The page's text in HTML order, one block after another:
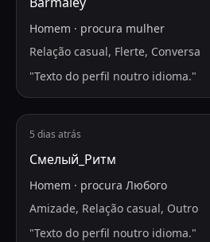
Homem · procura mulher
Relação casual, Flerte, Conversa
"Texto do perfil noutro idioma."
5 dias atrás
Смелый_Ритм
Homem · procura Любого
Amizade, Relação casual, Outro
"Texto do perfil noutro idioma."